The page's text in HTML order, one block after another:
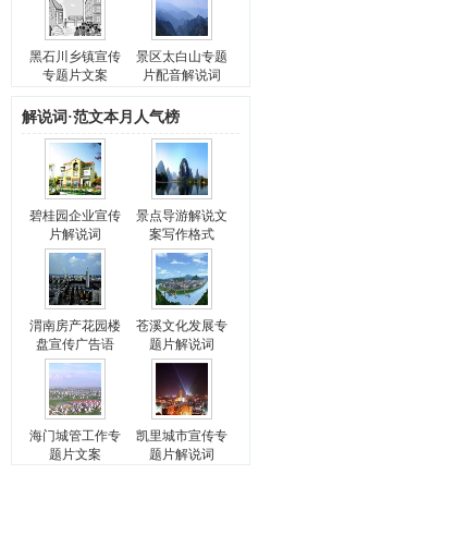
黑石川乡镇宣传
专题片文案
景区太白山专题
片配音解说词
解说词·范文本月人气榜
碧桂园企业宣传
片解说词
景点导游解说文
案写作格式
渭南房产花园楼
盘宣传广告语
苍溪文化发展专
题片解说词
海门城管工作专
题片文案
凯里城市宣传专
题片解说词